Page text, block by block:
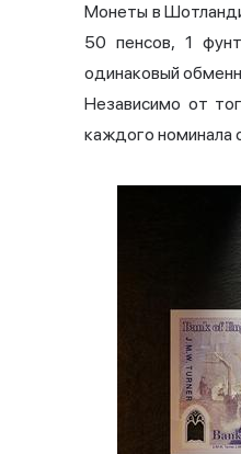
Монеты в
50 пенсов, 1
одинаковый
Независимо от
каждого номинала